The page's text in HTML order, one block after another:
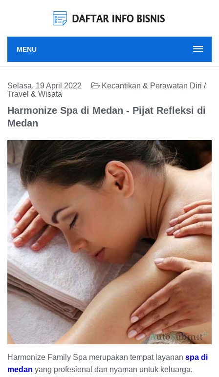
MENU
Selasa, 19 April 2022
Kecantikan & Perawatan Diri /
Travel & Wisata
Harmonize Spa di Medan - Pijat Refleksi di
Medan
Harmonize Family Spa merupakan tempat layanan spa di
medan yang profesional dan nyaman untuk keluarga.